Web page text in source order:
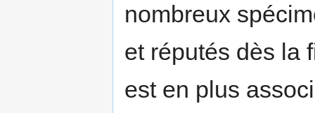
nombreux
et réputés dès la
est en plus